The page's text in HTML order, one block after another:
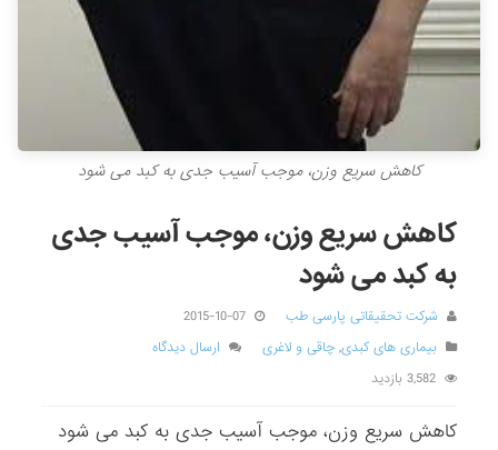
کاهش سریع وزن، موجب آسیب جدی‌ به كبد می شود
کاهش سریع وزن، موجب آسیب جدی‌
به کبد می شود
شرکت تحقیقاتی پارسی طب
2015-10-07
بیماری های کبدی,چاقی و لاغری
ارسال دیدگاه
3,582 بازدید
کاهش سریع وزن، موجب آسیب جدی‌ به کبد می شود